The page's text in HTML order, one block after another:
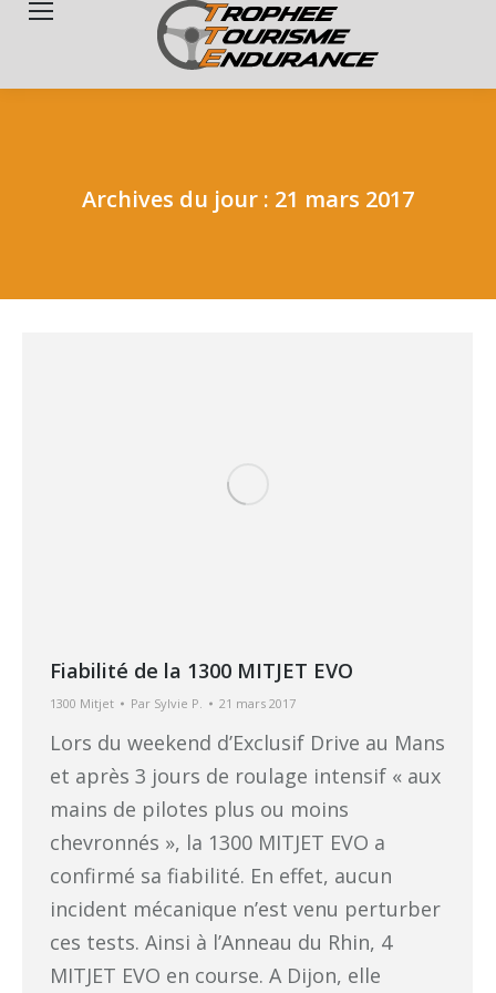
Archives du jour : 21 mars 2017
Fiabilité de la 1300 MITJET EVO
1300 Mitjet Par Sylvie P. 21 mars 2017
Lors du weekend d’Exclusif Drive au Mans
et après 3 jours de roulage intensif « aux
mains de pilotes plus ou moins
chevronnés », la 1300 MITJET EVO a
confirmé sa fiabilité. En effet, aucun
incident mécanique n’est venu perturber
ces tests. Ainsi à l’Anneau du Rhin, 4
MITJET EVO en course. A Dijon, elle